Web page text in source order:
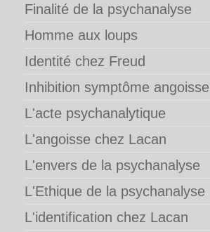
Finalité de la psychanalyse
Homme aux loups
Identité chez Freud
Inhibition symptôme angoisse
L'acte psychanalytique
L'angoisse chez Lacan
L'envers de la psychanalyse
L'Ethique de la psychanalyse
L'identification chez Lacan